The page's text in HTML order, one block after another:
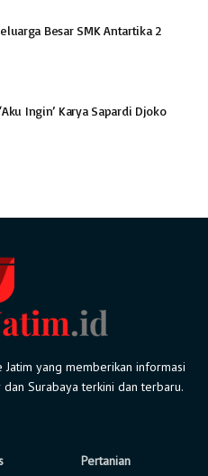
Besar SMK Antartika 2
Ingin’ Karya Sapardi Djoko
yang memberikan informasi
Surabaya terkini dan terbaru.
Pertanian